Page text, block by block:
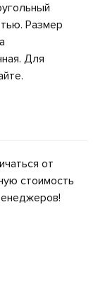
Размер
Для
от
стоимость